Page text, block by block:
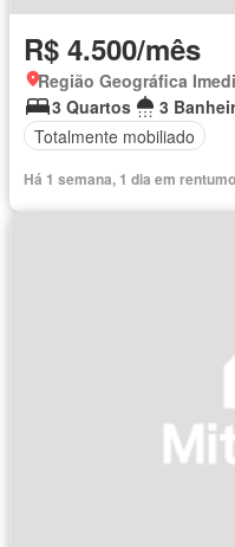
R$ 4.500/mês
Região Geográfica
3 Quartos
3
Totalmente mobiliado
Há 1 semana, 1 dia em rentumo